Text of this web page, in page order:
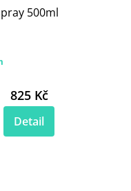
500ml
825 Kč
Detail